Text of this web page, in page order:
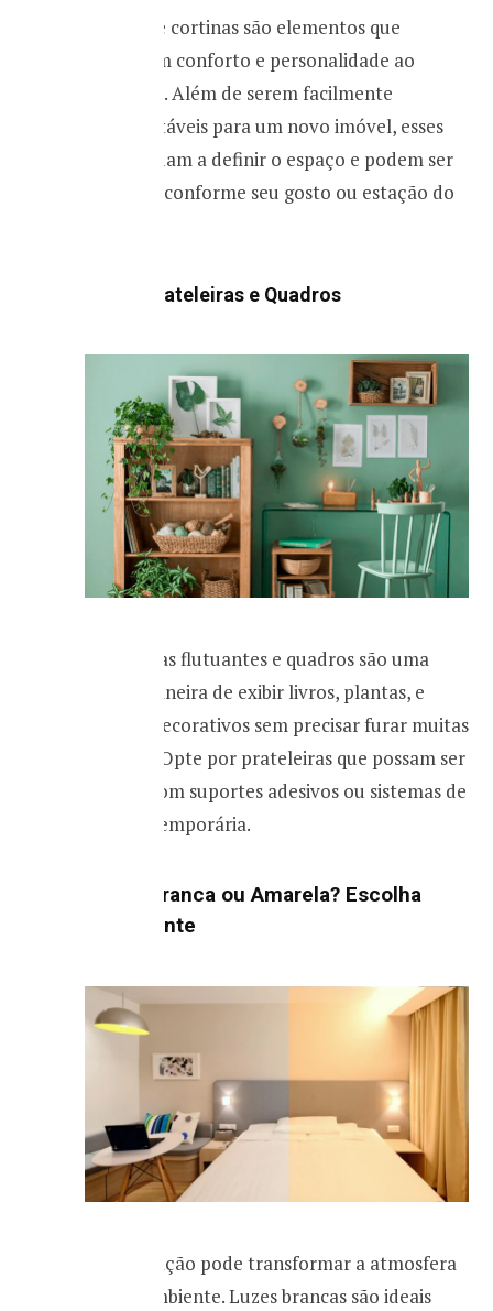
Tapetes e cortinas são elementos que
adicionam conforto e personalidade ao
ambiente. Além de serem facilmente
transportáveis para um novo imóvel, esses
itens ajudam a definir o espaço e podem ser
trocados conforme seu gosto ou estação do
5. Use Prateleiras e Quadros
Prateleiras flutuantes e quadros são uma
ótima maneira de exibir livros, plantas, e
objetos decorativos sem precisar furar muitas
paredes. Opte por prateleiras que possam ser
fixadas com suportes adesivos ou sistemas de
fixação temporária.
6. Luz Branca ou Amarela? Escolha
Consciente
A iluminação pode transformar a atmosfera
de um ambiente. Luzes brancas são ideais